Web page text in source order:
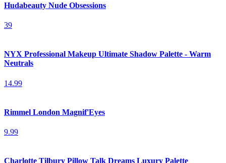
Hudabeauty Nude Obsessions
39
NYX Professional Makeup Ultimate Shadow Palette - Warm
Neutrals
14.99
Rimmel London Magnif'Eyes
9.99
Charlotte Tilbury Pillow Talk Dreams Luxury Palette